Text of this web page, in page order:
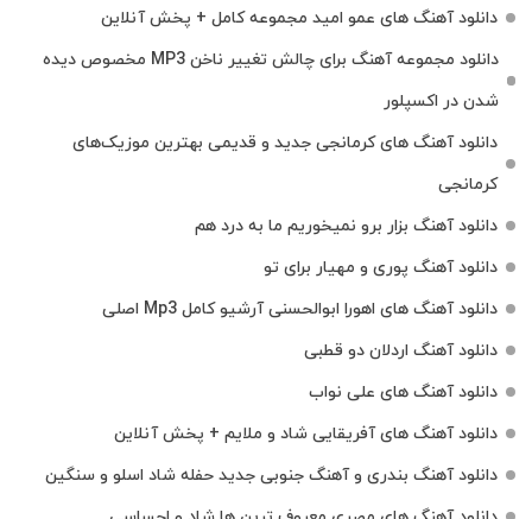
دانلود آهنگ های عمو امید مجموعه کامل + پخش آنلاین
دانلود مجموعه آهنگ برای چالش تغییر ناخن MP3 مخصوص دیده
شدن در اکسپلور
دانلود آهنگ‌ های کرمانجی جدید و قدیمی بهترین موزیک‌های
کرمانجی
دانلود آهنگ بزار برو نمیخوریم ما به درد هم
دانلود آهنگ پوری و مهیار برای تو
دانلود آهنگ های اهورا ابوالحسنی آرشیو کامل Mp3 اصلی
دانلود آهنگ اردلان دو قطبی
دانلود آهنگ های علی نواب
دانلود آهنگ های آفریقایی شاد و ملایم + پخش آنلاین
دانلود آهنگ بندری و آهنگ جنوبی جدید حفله شاد اسلو و سنگین